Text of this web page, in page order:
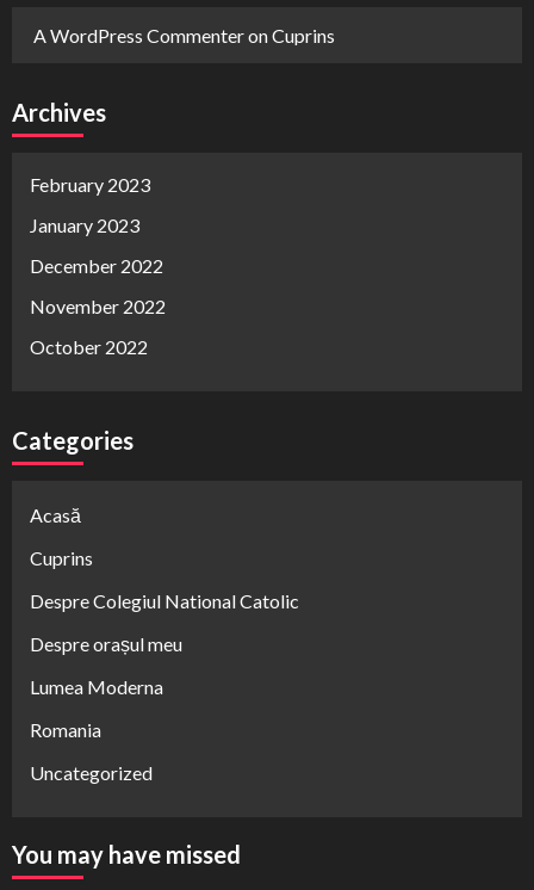
A WordPress CommenteronCuprins
Archives
February 2023
January 2023
December 2022
November 2022
October 2022
Categories
Acasă
Cuprins
Despre Colegiul National Catolic
Despre orașul meu
Lumea Moderna
Romania
Uncategorized
You may have missed